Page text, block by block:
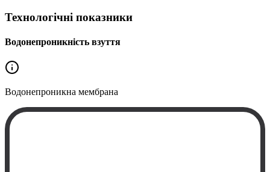
Технологічні показники
Водонепроникність взуття
Водонепроникна мембрана